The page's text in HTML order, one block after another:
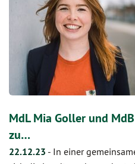
MdL Mia Goller und
zu…
22.12.23 - In einer